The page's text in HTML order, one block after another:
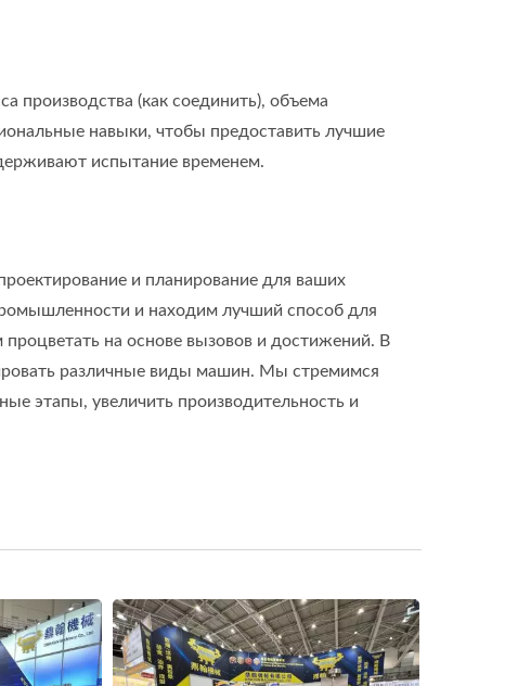
производства (как соединить), объема
навыки, чтобы предоставить лучшие
испытание временем.
и планирование для ваших
и находим лучший способ для
на основе вызовов и достижений. В
различные виды машин. Мы стремимся
этапы, увеличить производительность и